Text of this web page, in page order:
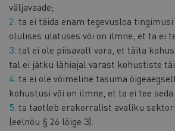
väljavaade;
ta ei täida enam tegevusloa
olulises ulatuses või on ilmne, et ta ei
tal ei ole piisavalt vara, et täita
tal ei jätku lähiajal varast kohustiste
ta ei ole võimeline tasuma
kohustusi või on ilmne, et ta ei tee
ta taotleb erakorralist avaliku
(eelnõu § 26 lõige 3).